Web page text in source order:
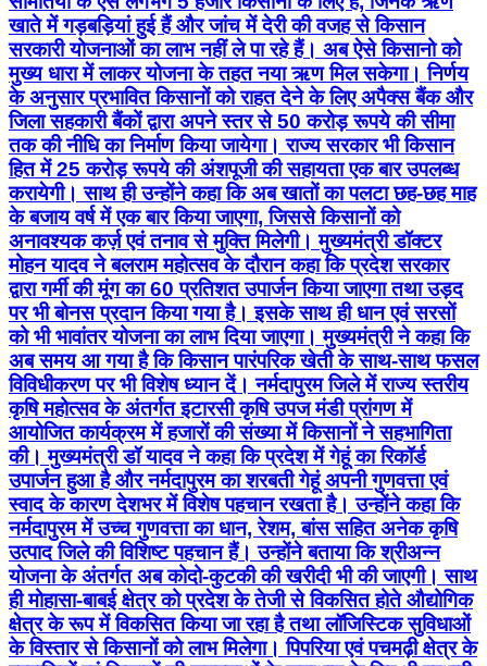
खाते में गड़बड़ियां हुई हैं और जांच में देरी की वजह से किसान
सरकारी योजनाओं का लाभ नहीं ले पा रहे हैं। अब ऐसे किसानो को
मुख्य धारा में लाकर योजना के तहत नया ऋण मिल सकेगा। निर्णय
के अनुसार प्रभावित किसानों को राहत देने के लिए अपैक्स बैंक और
जिला सहकारी बैंकों द्वारा अपने स्तर से 50 करोड़ रूपये की सीमा
तक की नीधि का निर्माण किया जायेगा। राज्य सरकार भी किसान
हित में 25 करोड़ रूपये की अंशपूजी की सहायता एक बार उपलब्ध
करायेगी। साथ ही उन्होंने कहा कि अब खातों का पलटा छह-छह माह
के बजाय वर्ष में एक बार किया जाएगा, जिससे किसानों को
अनावश्यक कर्ज़ एवं तनाव से मुक्ति मिलेगी। मुख्यमंत्री डॉक्टर
मोहन यादव ने बलराम महोत्सव के दौरान कहा कि प्रदेश सरकार
द्वारा गर्मी की मूंग का 60 प्रतिशत उपार्जन किया जाएगा तथा उड़द
पर भी बोनस प्रदान किया गया है। इसके साथ ही धान एवं सरसों
को भी भावांतर योजना का लाभ दिया जाएगा। मुख्यमंत्री ने कहा कि
अब समय आ गया है कि किसान पारंपरिक खेती के साथ-साथ फसल
विविधीकरण पर भी विशेष ध्यान दें। नर्मदापुरम जिले में राज्य स्तरीय
कृषि महोत्सव के अंतर्गत इटारसी कृषि उपज मंडी प्रांगण में
आयोजित कार्यक्रम में हजारों की संख्या में किसानों ने सहभागिता
की। मुख्यमंत्री डॉ यादव ने कहा कि प्रदेश में गेहूं का रिकॉर्ड
उपार्जन हुआ है और नर्मदापुरम का शरबती गेहूं अपनी गुणवत्ता एवं
स्वाद के कारण देशभर में विशेष पहचान रखता है। उन्होंने कहा कि
नर्मदापुरम में उच्च गुणवत्ता का धान, रेशम, बांस सहित अनेक कृषि
उत्पाद जिले की विशिष्ट पहचान हैं। उन्होंने बताया कि श्रीअन्न
योजना के अंतर्गत अब कोदो-कुटकी की खरीदी भी की जाएगी। साथ
ही मोहासा-बाबई क्षेत्र को प्रदेश के तेजी से विकसित होते औद्योगिक
क्षेत्र के रूप में विकसित किया जा रहा है तथा लॉजिस्टिक सुविधाओं
के विस्तार से किसानों को लाभ मिलेगा। पिपरिया एवं पचमढ़ी क्षेत्र के